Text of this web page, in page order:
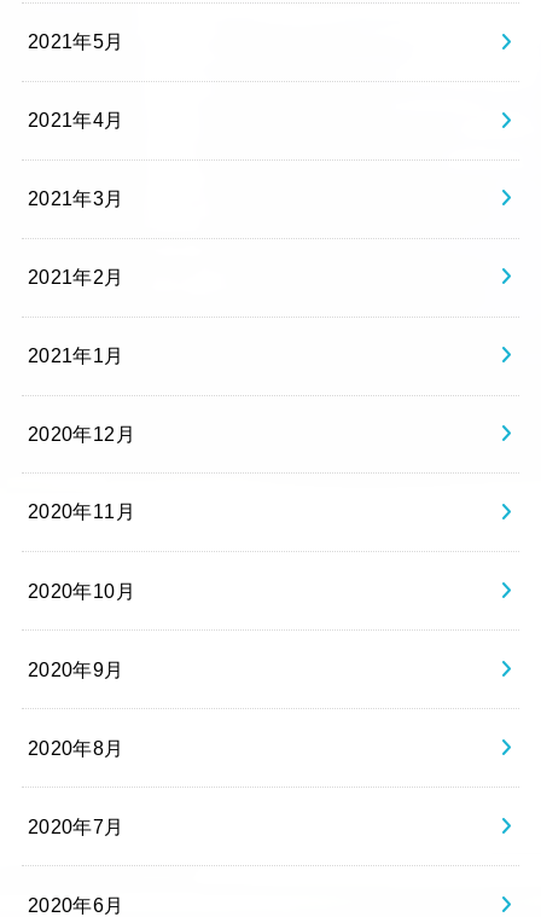
2021年5月
2021年4月
2021年3月
2021年2月
2021年1月
2020年12月
2020年11月
2020年10月
2020年9月
2020年8月
2020年7月
2020年6月